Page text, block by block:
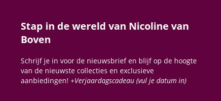
Stap in de wereld van Nicoline van
Boven
Schrijf je in voor de nieuwsbrief en blijf op de hoogte
van de nieuwste collecties en exclusieve
aanbiedingen!+Verjaardagscadeau (vul je datum in)